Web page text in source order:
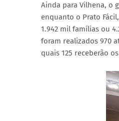
Ainda para Vilhena, o
enquanto o Prato
1.942 mil famílias ou
foram realizados 970
quais 125 receberão